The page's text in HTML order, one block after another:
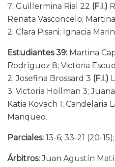
7; Guillermina Rial 22 (F.I.)
Renata Vasconcelo;
2; Clara Pisani; Ignacia
Estudiantes 39: Martina
Rodríguez 8; Victoria
2; Josefina Brossard 3 (F.I.)
3; Victoria Hollman 3;
Katia Kovach 1; Candelaria
Manqueo.
Parciales: 13-6; 33-21 (20-
Árbitros:Juan Agustín